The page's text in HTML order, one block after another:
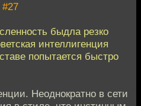
#27
быдла резко
интеллигенция
попытается быстро
Неоднократно в сети